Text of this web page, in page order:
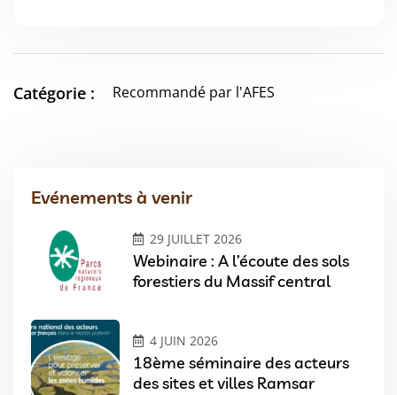
Catégorie : Recommandé par l'AFES
Evénements à venir
29 JUILLET 2026
Webinaire : A l’écoute des sols
forestiers du Massif central
4 JUIN 2026
18ème séminaire des acteurs
des sites et villes Ramsar